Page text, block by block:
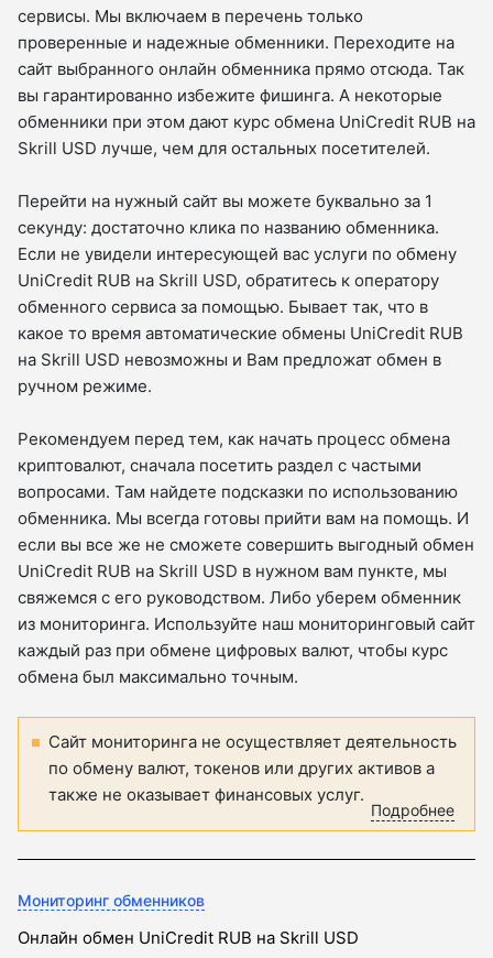
сервисы. Мы включаем в перечень только
проверенные и надежные обменники. Переходите на
сайт выбранного онлайн обменника прямо отсюда. Так
вы гарантированно избежите фишинга. А некоторые
обменники при этом дают курс обмена UniCredit RUB на
Skrill USD лучше, чем для остальных посетителей.
Перейти на нужный сайт вы можете буквально за 1
секунду: достаточно клика по названию обменника.
Если не увидели интересующей вас услуги по обмену
UniCredit RUB на Skrill USD, обратитесь к оператору
обменного сервиса за помощью. Бывает так, что в
какое то время автоматические обмены UniCredit RUB
на Skrill USD невозможны и Вам предложат обмен в
ручном режиме.
Рекомендуем перед тем, как начать процесс обмена
криптовалют, сначала посетить раздел с частыми
вопросами. Там найдете подсказки по использованию
обменника. Мы всегда готовы прийти вам на помощь. И
если вы все же не сможете совершить выгодный обмен
UniCredit RUB на Skrill USD в нужном вам пункте, мы
свяжемся с его руководством. Либо уберем обменник
из мониторинга. Используйте наш мониторинговый сайт
каждый раз при обмене цифровых валют, чтобы курс
обмена был максимально точным.
Сайт мониторинга не осуществляет деятельность
по обмену валют, токенов или других активов а
также не оказывает финансовых услуг.
Подробнее
Мониторинг обменников
Онлайн обмен UniCredit RUB на Skrill USD